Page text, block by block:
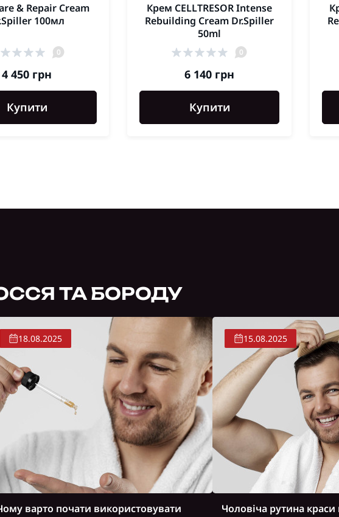
& Repair Cream
100мл
0
4 450 грн
Купити
Крем CELLTRESOR Intense
Rebuilding Cream Dr.Spiller
50ml
0
6 140 грн
Купити
ТА БОРОДУ
18.08.2025
варто почати використовувати
15.08.2025
Чоловіча рутина